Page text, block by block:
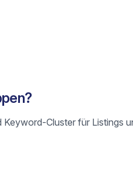
Cluster für Listings